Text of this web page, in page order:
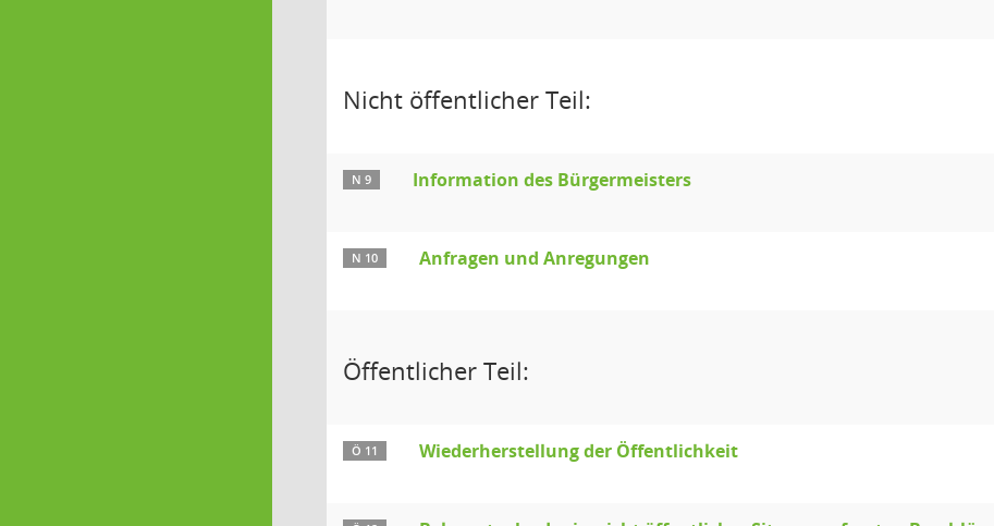
Nicht öffentlicher Teil:
N 9 Information des Bürgermeisters
N 10 Anfragen und Anregungen
Öffentlicher Teil:
Ö 11 Wiederherstellung der Öffentlichkeit